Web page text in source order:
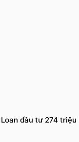
đầu tư 274 triệu